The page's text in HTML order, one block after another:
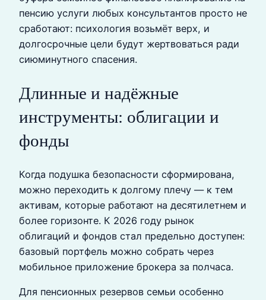
пенсию услуги любых консультантов просто не
сработают: психология возьмёт верх, и
долгосрочные цели будут жертвоваться ради
сиюминутного спасения.
Длинные и надёжные
инструменты: облигации и
фонды
Когда подушка безопасности сформирована,
можно переходить к долгому плечу — к тем
активам, которые работают на десятилетнем и
более горизонте. К 2026 году рынок
облигаций и фондов стал предельно доступен:
базовый портфель можно собрать через
мобильное приложение брокера за полчаса.
Для пенсионных резервов семьи особенно